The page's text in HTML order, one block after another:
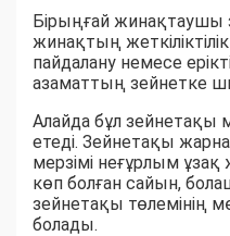
Бірыңғай
жинақтың
пайдалану немесе
азаматтың зейнетке
Алайда бұл зейнетақы
етеді. Зейнетақы
мерзімі неғұрлым
көп болған сайын,
зейнетақы төлемінің
болады.